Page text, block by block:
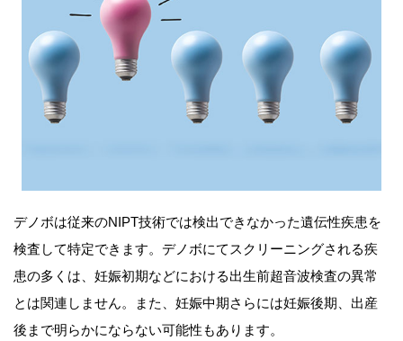
デノボは従来のNIPT技術では検出できなかった遺伝性疾患を
検査して特定できます。デノボにてスクリーニングされる疾
患の多くは、妊娠初期などにおける出生前超音波検査の異常
とは関連しません。また、妊娠中期さらには妊娠後期、出産
後まで明らかにならない可能性もあります。